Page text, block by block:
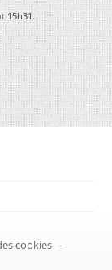
15h31.
cookies -